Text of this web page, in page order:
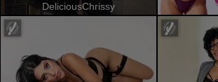
DeliciousChrissy